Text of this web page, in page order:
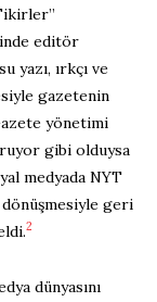
editör
yazı, ırkçı ve
gazetenin
yönetimi
gibi olduysa
medyada NYT
dönüşmesiyle geri
2
dünyasını